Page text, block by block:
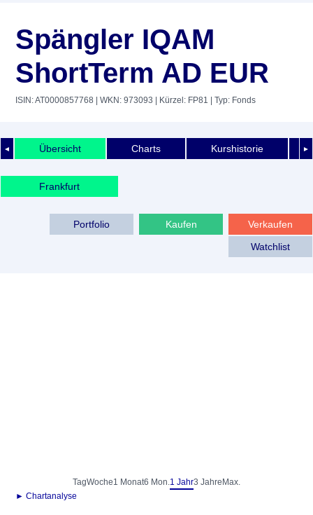
Spängler IQAM
ShortTerm AD EUR
ISIN: AT0000857768 | WKN: 973093 | Kürzel: FP81 | Typ: Fonds
◄ ►
Übersicht Charts Kurshistorie
Frankfurt
Verkaufen
Kaufen
Portfolio
Watchlist
TagWoche1 Monat6 Mon.1 Jahr3 Jahre Max.
► Chartanalyse